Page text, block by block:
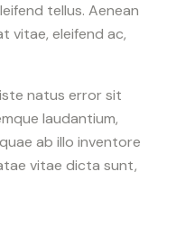
tellus. Aenean
vitae, eleifend ac,
natus error sit
laudantium,
ab illo inventore
vitae dicta sunt,